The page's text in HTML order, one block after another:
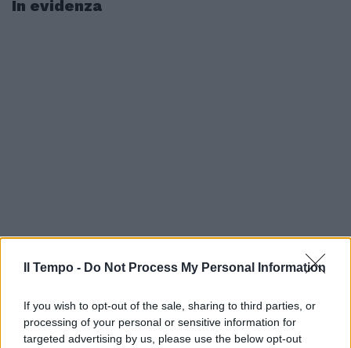
Il Tempo - Do Not Process My Personal Information
If you wish to opt-out of the sale, sharing to third parties, or
processing of your personal or sensitive information for
targeted advertising by us, please use the below opt-out
In evidenza